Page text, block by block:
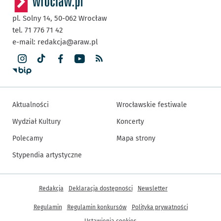
pl. Solny 14, 50-062 Wrocław
tel. 71 776 71 42
e-mail: redakcja@araw.pl
Aktualności
Wydział Kultury
Polecamy
Stypendia artystyczne
Wrocławskie festiwale
Koncerty
Mapa strony
Inne informacje
Redakcja Deklaracja dostępności Newsletter
Regulamin Regulamin konkursów
Polityka prywatności